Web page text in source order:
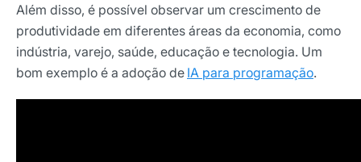
Além disso, é possível observar um crescimento de
produtividade em diferentes áreas da economia, como
indústria, varejo, saúde, educação e tecnologia. Um
bom exemplo é a adoção de IA para programação.